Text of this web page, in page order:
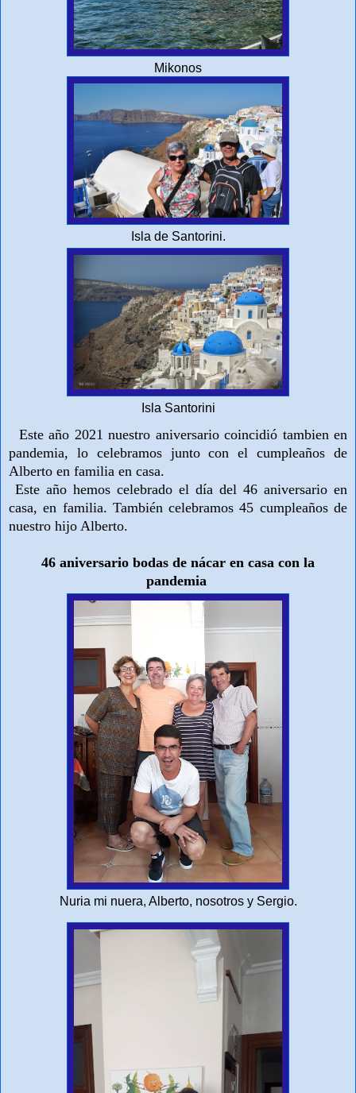
Mikonos
Isla de Santorini.
Isla Santorini
Este año 2021 nuestro aniversario coincidió tambien en
pandemia, lo celebramos junto con el cumpleaños de
Alberto en familia en casa.
Este año hemos celebrado el día del 46 aniversario en
casa, en familia. También celebramos 45 cumpleaños de
nuestro hijo Alberto.
46 aniversario bodas de nácar en casa con la
pandemia
Nuria mi nuera, Alberto, nosotros y Sergio.